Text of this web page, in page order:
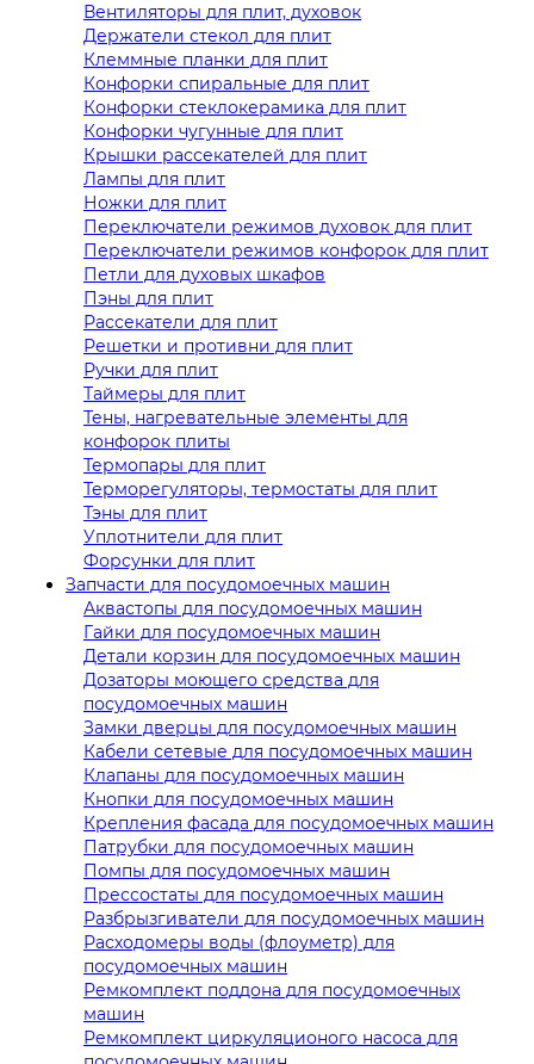
Вентиляторы для плит, духовок
Держатели стекол для плит
Клеммные планки для плит
Конфорки спиральные для плит
Конфорки стеклокерамика для плит
Конфорки чугунные для плит
Крышки рассекателей для плит
Лампы для плит
Ножки для плит
Переключатели режимов духовок для плит
Переключатели режимов конфорок для плит
Петли для духовых шкафов
Пэны для плит
Рассекатели для плит
Решетки и противни для плит
Ручки для плит
Таймеры для плит
Тены, нагревательные элементы для
конфорок плиты
Термопары для плит
Терморегуляторы, термостаты для плит
Тэны для плит
Уплотнители для плит
Форсунки для плит
Запчасти для посудомоечных машин
Аквастопы для посудомоечных машин
Гайки для посудомоечных машин
Детали корзин для посудомоечных машин
Дозаторы моющего средства для
посудомоечных машин
Замки дверцы для посудомоечных машин
Кабели сетевые для посудомоечных машин
Клапаны для посудомоечных машин
Кнопки для посудомоечных машин
Крепления фасада для посудомоечных машин
Патрубки для посудомоечных машин
Помпы для посудомоечных машин
Прессостаты для посудомоечных машин
Разбрызгиватели для посудомоечных машин
Расходомеры воды (флоуметр) для
посудомоечных машин
Ремкомплект поддона для посудомоечных
машин
Ремкомплект циркуляционого насоса для